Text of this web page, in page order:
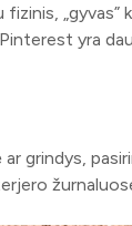
„gyvas”
yra
grindys,